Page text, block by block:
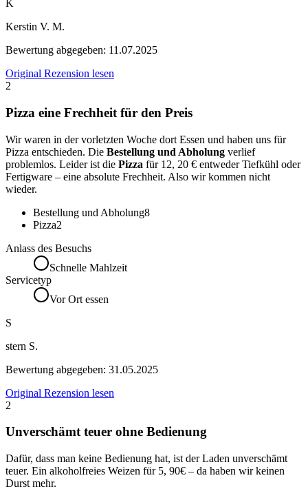
K
Kerstin V. M.
Bewertung abgegeben: 11.07.2025
Original Rezension lesen
2
Pizza eine Frechheit für den Preis
Wir waren in der vorletzten Woche dort Essen und haben uns für
Pizza entschieden. Die Bestellung und Abholung verlief
problemlos. Leider ist die Pizza für 12, 20 € entweder Tiefkühl oder
Fertigware – eine absolute Frechheit. Also wir kommen nicht
wieder.
Bestellung und Abholung8
Pizza2
Anlass des Besuchs
Schnelle Mahlzeit
Servicetyp
Vor Ort essen
S
stern S.
Bewertung abgegeben: 31.05.2025
Original Rezension lesen
2
Unverschämt teuer ohne Bedienung
Dafür, dass man keine Bedienung hat, ist der Laden unverschämt
teuer. Ein alkoholfreies Weizen für 5, 90€ – da haben wir keinen
Durst mehr.